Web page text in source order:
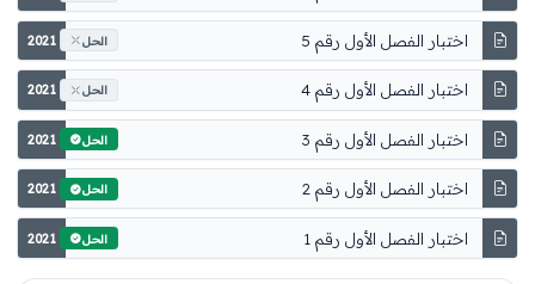
اختبار الفصل الأول رقم 5 2021 الحل
اختبار الفصل الأول رقم 4 2021 الحل
اختبار الفصل الأول رقم 3 2021 الحل
اختبار الفصل الأول رقم 2 2021 الحل
اختبار الفصل الأول رقم 1 2021 الحل